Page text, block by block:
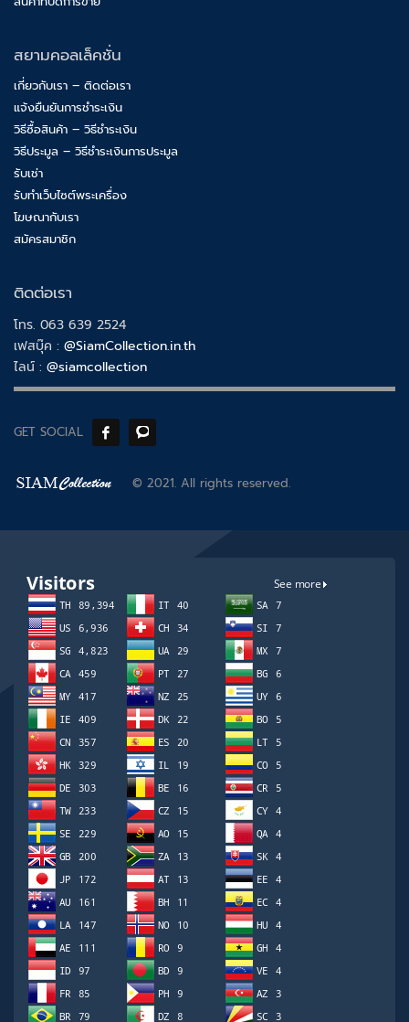
สยามคอลเล็คชั่น
เกี่ยวกับเรา – ติดต่อเรา
แจ้งยืนยันการชำระเงิน
วิธีซื้อสินค้า – วิธีชำระเงิน
วิธีประมูล – วิธีชำระเงินการประมูล
รับเช่า
รับทำเว็บไซต์พระเครื่อง
โฆษณากับเรา
สมัครสมาชิก
ติดต่อเรา
โทร. 063 639 2524
เฟสบุ๊ค : @SiamCollection.in.th
ไลน์ : @siamcollection
GET SOCIAL
© 2021. All rights reserved.